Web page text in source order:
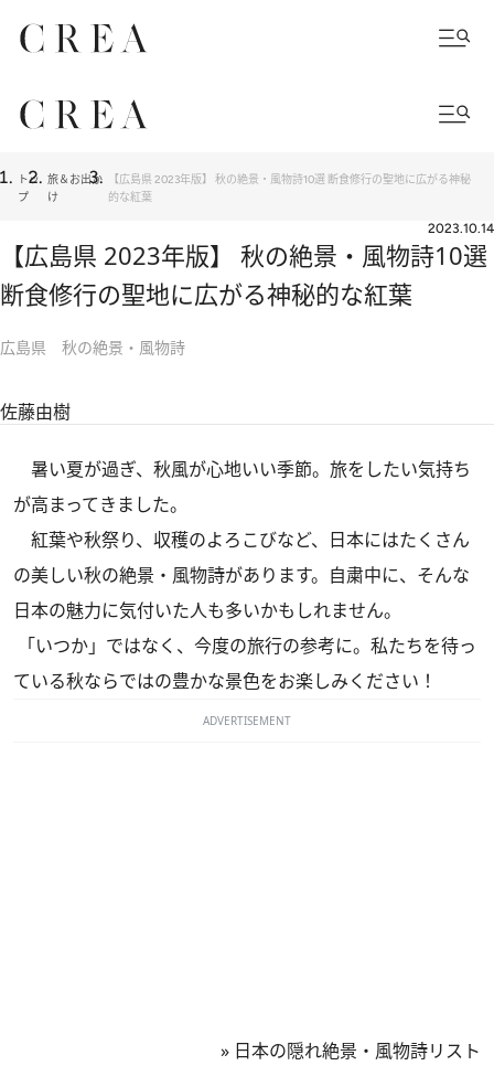
トッ
プ
旅＆お出か
け
【広島県 2023年版】 秋の絶景・風物詩10選 断食修行の聖地に広がる神秘
的な紅葉
2023.10.14
【広島県 2023年版】 秋の絶景・風物詩10選
断食修行の聖地に広がる神秘的な紅葉
広島県 秋の絶景・風物詩
佐藤由樹
暑い夏が過ぎ、秋風が心地いい季節。旅をしたい気持ち
が高まってきました。
紅葉や秋祭り、収穫のよろこびなど、日本にはたくさん
の美しい秋の絶景・風物詩があります。自粛中に、そんな
日本の魅力に気付いた人も多いかもしれません。
「いつか」ではなく、今度の旅行の参考に。私たちを待っ
ている秋ならではの豊かな景色をお楽しみください！
ADVERTISEMENT
» 日本の隠れ絶景・風物詩リスト